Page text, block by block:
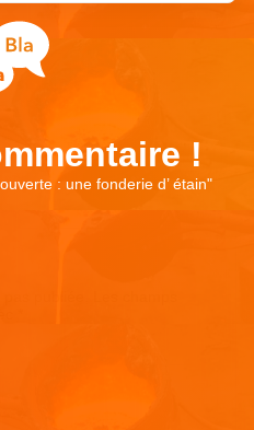
!
: une fonderie d’ étain"